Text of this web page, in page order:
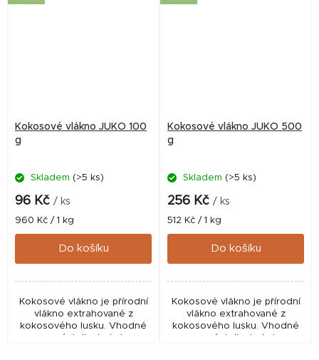
Kokosové vlákno JUKO 100
g
Skladem (>5 ks)
96 Kč / ks
Měrná
cena:
960 Kč / 1 kg
Do košíku
Kokosové vlákno je přírodní
vlákno extrahované z
kokosového lusku. Vhodné
na výstelku hnízd.
Kokosové vlákno JUKO 500
g
Skladem (>5 ks)
256 Kč / ks
Měrná
cena:
512 Kč / 1 kg
Do košíku
Kokosové vlákno je přírodní
vlákno extrahované z
kokosového lusku. Vhodné
na výstelku hnízd.